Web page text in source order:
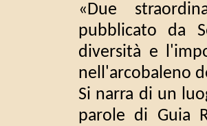
«Due
pubblicato da
diversità e
nell'arcobaleno
Si narra di un
parole di Guia